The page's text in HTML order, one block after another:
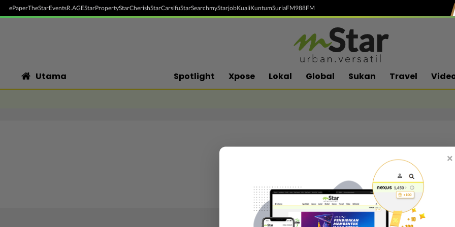
ePaperTheStarEventsR.AGEStarPropertyStarCherishStarCarsifuStarSearchmyStarjobKualiKuntumSuriaFM988FM
Utama Spotlight Xpose Lokal Global Sukan Travel
Follow media sosial kami
×